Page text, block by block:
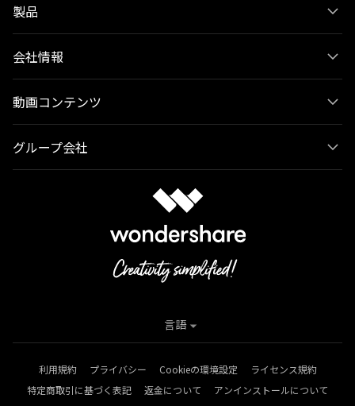
製品
会社情報
動画コンテンツ
グループ会社
利用規約 プライバシー Cookieの環境設定
ライセンス規約
特定商取引に基づく表記
返金について
アンインストールについて
言語